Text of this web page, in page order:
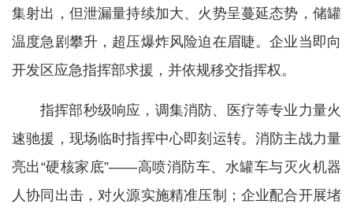
集射出，但泄漏量持续加大、火势呈蔓延态势，储罐
温度急剧攀升，超压爆炸风险迫在眉睫。企业当即向
开发区应急指挥部求援，并依规移交指挥权。
指挥部秒级响应，调集消防、医疗等专业力量火
速驰援，现场临时指挥中心即刻运转。消防主战力量
亮出“硬核家底”——高喷消防车、水罐车与灭火机器
人协同出击，对火源实施精准压制；企业配合开展堵